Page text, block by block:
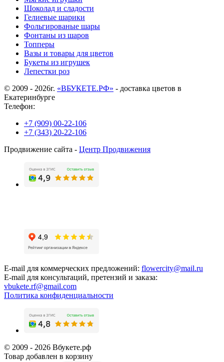
Шоколад и сладости
Гелиевые шарики
Фольгированые шары
Фонтаны из шаров
Топперы
Вазы и товары для цветов
Букеты из игрушек
Лепестки роз
© 2009 - 2026г. «ВБУКЕТЕ.РФ» - доставка цветов в
Екатеринбурге
Телефон:
+7 (909) 00-22-106
+7 (343) 20-22-106
Продвижение сайта - Центр Продвижения
E-mail для коммерческих предложений: flowercity@mail.ru
E-mail для консультаций, претензий и заказа:
vbukete.rf@gmail.com
Политика конфиденциальности
© 2009 - 2026 Вбукете.рф
Товар добавлен в корзину